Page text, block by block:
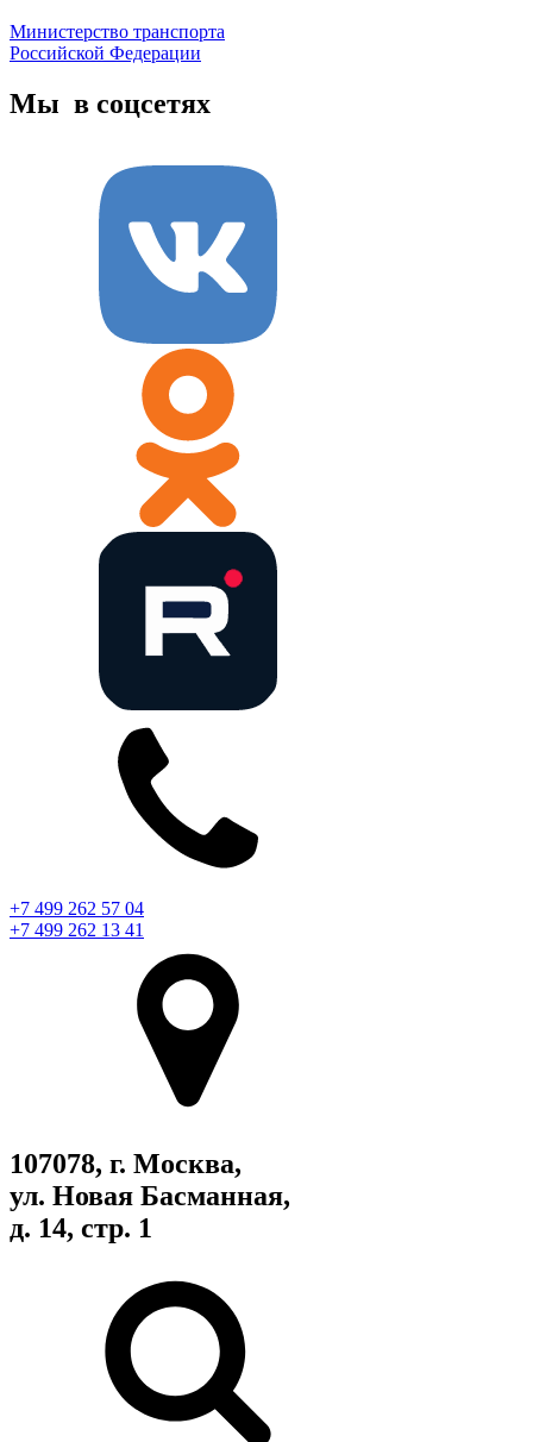
Министерство транспорта
Российской Федерации
Мы в соцсетях
+7 499 262 57 04
+7 499 262 13 41
107078, г. Москва,
ул. Новая Басманная,
д. 14, стр. 1